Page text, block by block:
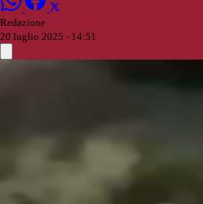
Redazione
20 luglio 2025 - 14:51